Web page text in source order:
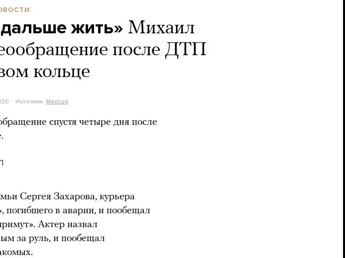
жить» Михаил
после ДТП
кольце
Источник: Meduza
спустя четыре дня после
Сергея Захарова, курьера
погибшего в аварии, и пообещал
Актер назвал
за руль, и пообещал